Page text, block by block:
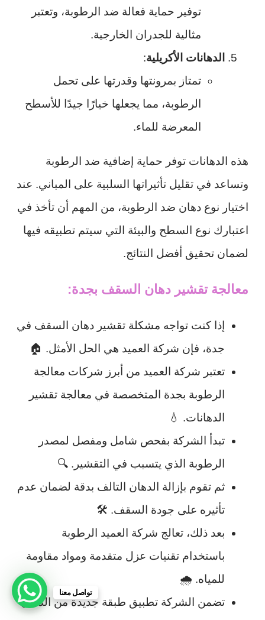
توفير حماية فعالة ضد الرطوبة، وتعتبر
مثالية للجدران الخارجية.
الدهانات الأكريلية:
تمتاز بمرونتها وقدرتها على تحمل
الرطوبة، مما يجعلها خيارًا جيدًا للأسطح
المعرضة للماء.
هذه الدهانات توفر حماية إضافية ضد الرطوبة
وتساعد في تقليل تأثيراتها السلبية على المباني. عند
اختيار نوع دهان ضد الرطوبة، من المهم أن تأخذ في
اعتبارك نوع السطح والبيئة التي سيتم تطبيقه فيها
لضمان تحقيق أفضل النتائج.
معالجة تقشير دهان السقف بجدة:
إذا كنت تواجه مشكلة تقشير دهان السقف في
جدة، فإن شركة العميد هي الحل الأمثل. 🏠
تعتبر شركة العميد من أبرز شركات معالجة
الرطوبة بجدة المتخصصة في معالجة تقشير
الدهانات. 💧
تبدأ الشركة بفحص شامل ومفصل لمصدر
الرطوبة الذي يتسبب في التقشير. 🔍
ثم تقوم بإزالة الدهان التالف بدقة لضمان عدم
تأثيره على جودة السقف. 🛠️
بعد ذلك، تعالج شركة العميد الرطوبة
باستخدام تقنيات عزل متقدمة ومواد مقاومة
للمياه. 🌧️
تضمن الشركة تطبيق طبقة جديدة من الدهان
تواصل معنا